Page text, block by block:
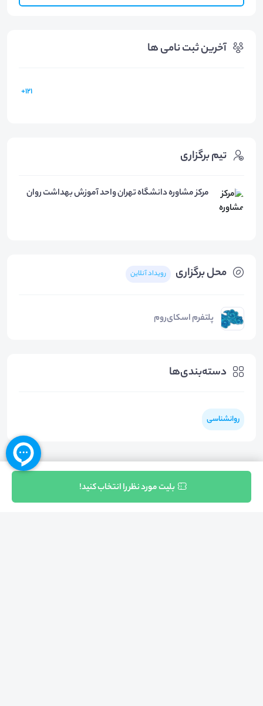
آخرین ثبت نامی ها
121+
محل برگزاری رویداد آنلاین
پلتفرم اسکای‌روم
دسته‌بندی‌ها
روانشناسی
تیم برگزاری
مرکز مشاوره دانشگاه تهران واحد آموزش بهداشت روان
بلیت مورد نظر را انتخاب کنید!